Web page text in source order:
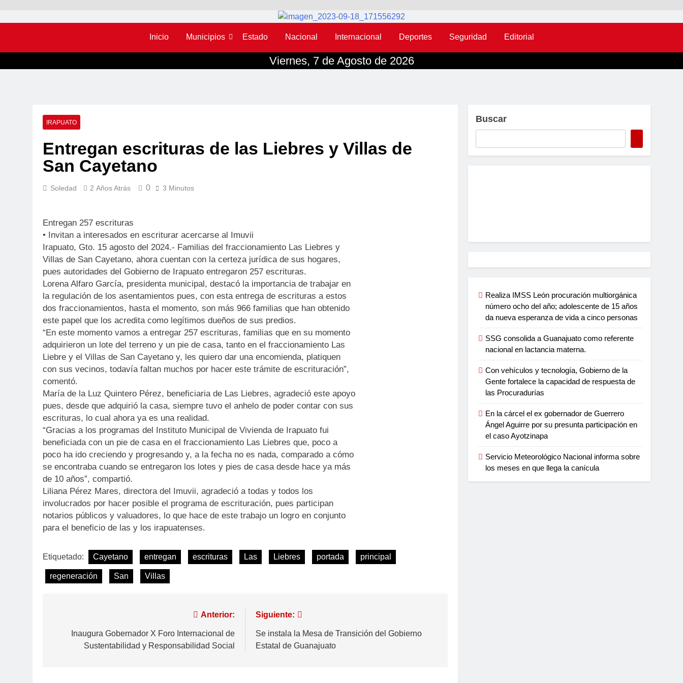
Inicio Municipios Estado Nacional Internacional Deportes Seguridad Editorial
Viernes, 7 de Agosto de 2026
IRAPUATO
Entregan escrituras de las Liebres y Villas de
San Cayetano
Soledad 2 Años Atrás 0 3 Minutos
Entregan 257 escrituras
• Invitan a interesados en escriturar acercarse al Imuvii
Irapuato, Gto. 15 agosto del 2024.- Familias del fraccionamiento Las Liebres y
Villas de San Cayetano, ahora cuentan con la certeza jurídica de sus hogares,
pues autoridades del Gobierno de Irapuato entregaron 257 escrituras.
Lorena Alfaro García, presidenta municipal, destacó la importancia de trabajar en
la regulación de los asentamientos pues, con esta entrega de escrituras a estos
dos fraccionamientos, hasta el momento, son más 966 familias que han obtenido
este papel que los acredita como legítimos dueños de sus predios.
“En este momento vamos a entregar 257 escrituras, familias que en su momento
adquirieron un lote del terreno y un pie de casa, tanto en el fraccionamiento Las
Liebre y el Villas de San Cayetano y, les quiero dar una encomienda, platiquen
con sus vecinos, todavía faltan muchos por hacer este trámite de escrituración”,
comentó.
María de la Luz Quintero Pérez, beneficiaria de Las Liebres, agradeció este apoyo
pues, desde que adquirió la casa, siempre tuvo el anhelo de poder contar con sus
escrituras, lo cual ahora ya es una realidad.
“Gracias a los programas del Instituto Municipal de Vivienda de Irapuato fui
beneficiada con un pie de casa en el fraccionamiento Las Liebres que, poco a
poco ha ido creciendo y progresando y, a la fecha no es nada, comparado a cómo
se encontraba cuando se entregaron los lotes y pies de casa desde hace ya más
de 10 años”, compartió.
Liliana Pérez Mares, directora del Imuvii, agradeció a todas y todos los
involucrados por hacer posible el programa de escrituración, pues participan
notarios públicos y valuadores, lo que hace de este trabajo un logro en conjunto
para el beneficio de las y los irapuatenses.
Etiquetado: Cayetano entregan escrituras Las Liebres portada principal
regeneración San Villas
Anterior:
Inaugura Gobernador X Foro Internacional de
Sustentabilidad y Responsabilidad Social
Siguiente:
Se instala la Mesa de Transición del Gobierno
Estatal de Guanajuato
Buscar
Realiza IMSS León procuración multiorgánica
número ocho del año; adolescente de 15 años
da nueva esperanza de vida a cinco personas
SSG consolida a Guanajuato como referente
nacional en lactancia materna.
Con vehículos y tecnología, Gobierno de la
Gente fortalece la capacidad de respuesta de
las Procuradurías
En la cárcel el ex gobernador de Guerrero
Ángel Aguirre por su presunta participación en
el caso Ayotzinapa
Servicio Meteorológico Nacional informa sobre
los meses en que llega la canícula